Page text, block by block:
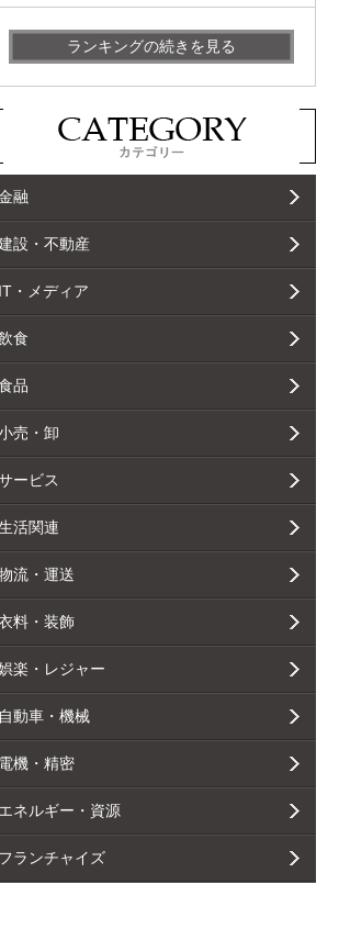
ランキングの続きを見る
融
設・不動産
・メディア
食
品
売・卸
ービス
活関連
流・運送
料・装飾
楽・レジャー
動車・機械
機・精密
ネルギー・資源
ランチャイズ